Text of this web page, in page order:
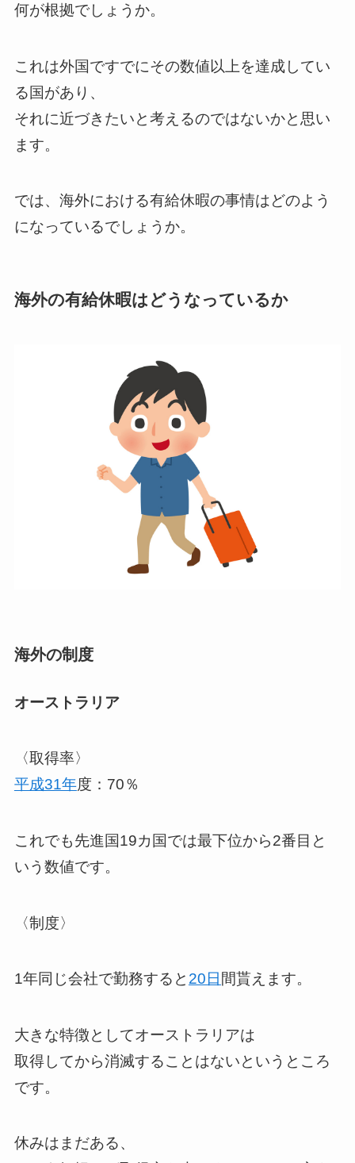
何が根拠でしょうか。
これは外国ですでにその数値以上を達成してい
る国があり、
それに近づきたいと考えるのではないかと思い
ます。
では、海外における有給休暇の事情はどのよう
になっているでしょうか。
海外の有給休暇はどうなっているか
海外の制度
オーストラリア
〈取得率〉
平成31年度：70％
これでも先進国19カ国では最下位から2番目と
いう数値です。
〈制度〉
1年同じ会社で勤務すると 20日 間貰えます。
大きな特徴としてオーストラリアは
取得してから消滅することはないというところ
です。
休みはまだある、